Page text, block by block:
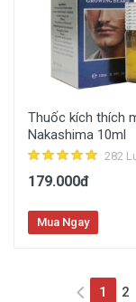
Thuốc kích thích
Nakashima 10ml
282
179.000đ
Mua Ngay
1 2